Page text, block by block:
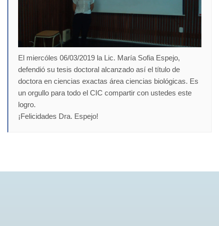
El miercóles 06/03/2019 la Lic. María Sofia Espejo,
defendió su tesis doctoral alcanzado así el título de
doctora en ciencias exactas área ciencias biológicas. Es
un orgullo para todo el CIC compartir con ustedes este
logro.
¡Felicidades Dra. Espejo!